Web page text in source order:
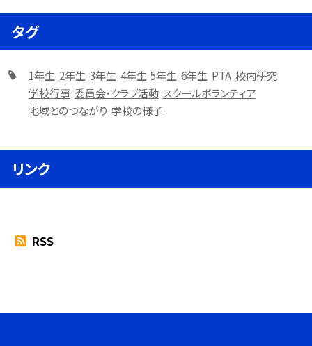
タグ
1年生 2年生 3年生 4年生 5年生 6年生 PTA 校内研究
学校行事 委員会・クラブ活動 スクールボランティア
地域とのつながり 学校の様子
リンク
RSS